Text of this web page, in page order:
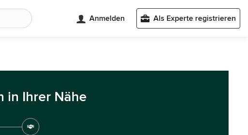
Anmelden Als Experte registrieren
in Ihrer Nähe